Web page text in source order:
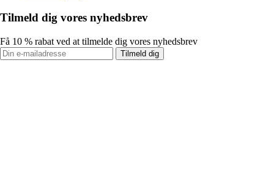
Tilmeld dig vores nyhedsbrev
Få 10 % rabat ved at tilmelde dig vores nyhedsbrev
Tilmeld dig